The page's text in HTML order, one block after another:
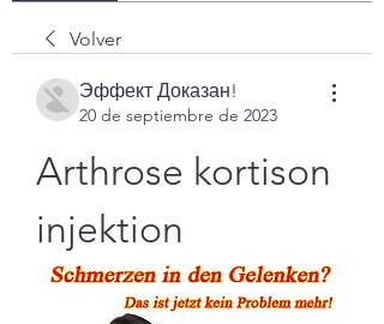
Volver
Эффект Доказан!
20 de septiembre de 2023
Arthrose kortison
injektion